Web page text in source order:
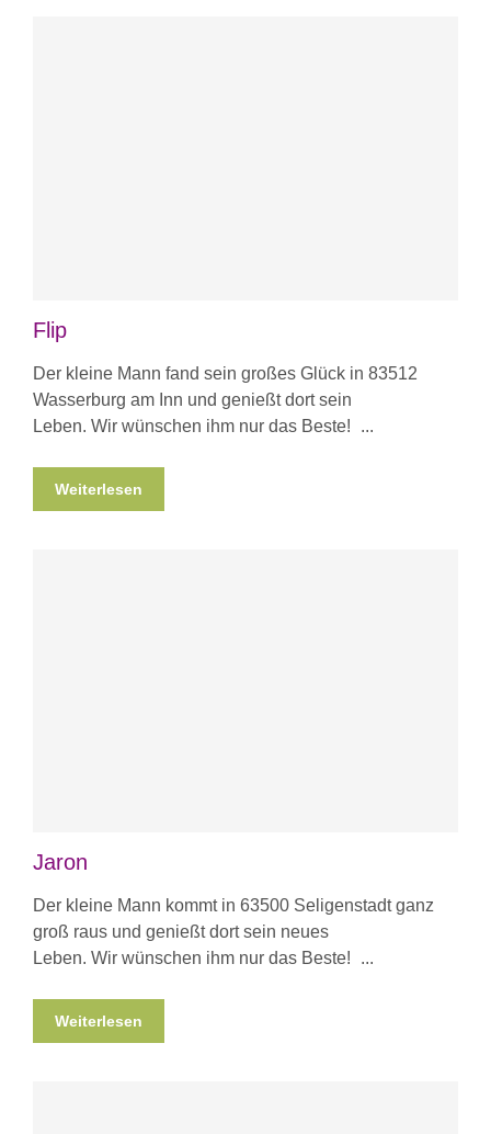
Flip
Der kleine Mann fand sein großes Glück in 83512
Wasserburg am Inn und genießt dort sein
Leben. Wir wünschen ihm nur das Beste!
Weiterlesen
Jaron
Der kleine Mann kommt in 63500 Seligenstadt ganz
groß raus und genießt dort sein neues
Leben. Wir wünschen ihm nur das Beste!
Weiterlesen